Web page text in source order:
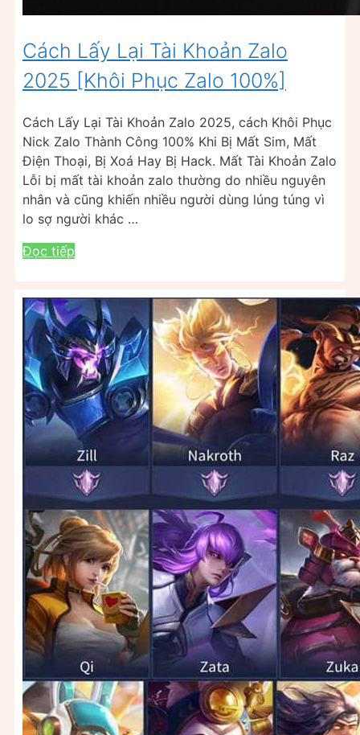
Cách Lấy Lại Tài Khoản Zalo
2025 [Khôi Phục Zalo 100%]
Cách Lấy Lại Tài Khoản Zalo 2025, cách Khôi Phục
Nick Zalo Thành Công 100% Khi Bị Mất Sim, Mất
Điện Thoại, Bị Xoá Hay Bị Hack. Mất Tài Khoản Zalo
Lỗi bị mất tài khoản zalo thường do nhiều nguyên
nhân và cũng khiến nhiều người dùng lúng túng vì
lo sợ người khác …
Đọc tiếp